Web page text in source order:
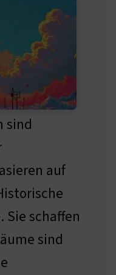
sind
auf
schaffen
sind